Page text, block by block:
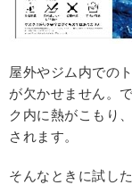
屋外やジム内での
が欠かせません。
ク内に熱がこもり
されます。
そんなときに試し